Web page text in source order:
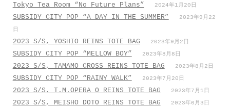
Tokyo Tea Room “No Future Plans” 2024年1月20日
SUBSIDY CITY POP “A DAY IN THE SUMMER”
2023年9月22
日
2023 S/S, YOSHIO REINS TOTE BAG 2023年9月2日
SUBSIDY CITY POP “MELLOW BOY” 2023年8月8日
2023 S/S, TAMAMO CROSS REINS TOTE BAG 2023年8月2日
SUBSIDY CITY POP “RAINY WALK” 2023年7月20日
2023 S/S, T.M.OPERA O REINS TOTE BAG 2023年7月1日
2023 S/S, MEISHO DOTO REINS TOTE BAG 2023年6月3日